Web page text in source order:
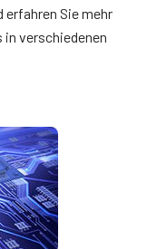
erfahren Sie mehr
in verschiedenen